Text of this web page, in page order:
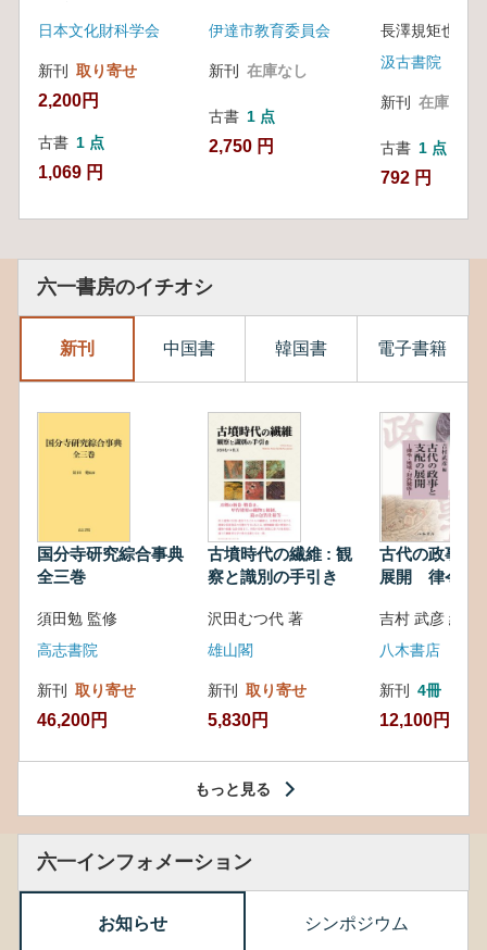
日本文化財科学会
新刊 取り寄せ
2,200円
古書 1 点
1,069 円
伊達市教育委員会
新刊 在庫なし
古書 1 点
2,750 円
長澤規矩也著
汲古書院
新刊 在庫なし
古書 1 点
792 円
六一書房のイチオシ
新刊 中国書 韓国書 電子書籍
国分寺研究綜合事典
全三巻
須田勉 監修
高志書院
新刊 取り寄せ
46,200円
古墳時代の繊維 : 観
察と識別の手引き
沢田むつ代 著
雄山閣
新刊 取り寄せ
5,830円
古代の政事と
展開 律令・
吉村 武彦 編集
八木書店
新刊 4冊
12,100円
もっと見る
六一インフォメーション
お知らせ シンポジウム